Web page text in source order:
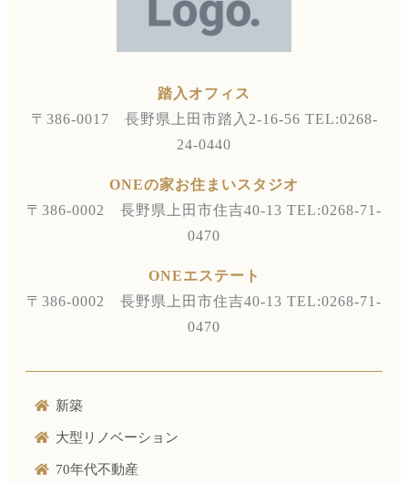
踏入オフィス
〒386-0017 長野県上田市踏入2-16-56 TEL:0268-
24-0440
ONEの家お住まいスタジオ
〒386-0002 長野県上田市住吉40-13 TEL:0268-71-
0470
ONEエステート
〒386-0002 長野県上田市住吉40-13 TEL:0268-71-
0470
新築
大型リノベーション
70年代不動産